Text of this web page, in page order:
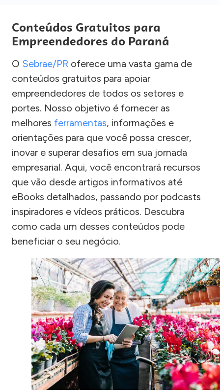
Conteúdos Gratuitos para
Empreendedores do Paraná
O Sebrae/PR oferece uma vasta gama de
conteúdos gratuitos para apoiar
empreendedores de todos os setores e
portes. Nosso objetivo é fornecer as
melhores ferramentas, informações e
orientações para que você possa crescer,
inovar e superar desafios em sua jornada
empresarial. Aqui, você encontrará recursos
que vão desde artigos informativos até
eBooks detalhados, passando por podcasts
inspiradores e vídeos práticos. Descubra
como cada um desses conteúdos pode
beneficiar o seu negócio.